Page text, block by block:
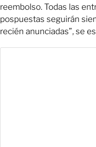
reembolso. Todas las
pospuestas seguirán
recién anunciadas”, se